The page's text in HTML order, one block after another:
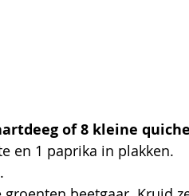
of 8 kleine
en 1 paprika in plakken.